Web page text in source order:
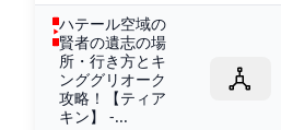
ハテール空域の
賢者の遺志の場
所・行き方とキ
ンググリオーク
攻略！【ティア
キン】 -...